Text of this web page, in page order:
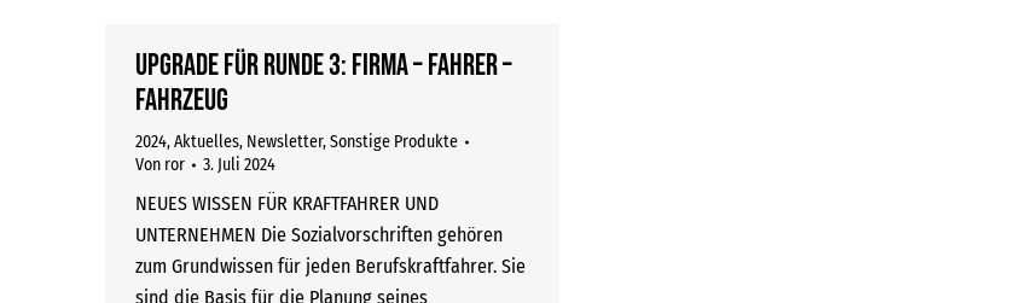
Upgrade für Runde 3: Firma – Fahrer –
Fahrzeug
2024,Aktuelles, Newsletter,Sonstige Produkte
Von ror 3. Juli 2024
NEUES WISSEN FÜR KRAFTFAHRER UND
UNTERNEHMEN Die Sozialvorschriften gehören
zum Grundwissen für jeden Berufskraftfahrer. Sie
sind die Basis für die Planung seines